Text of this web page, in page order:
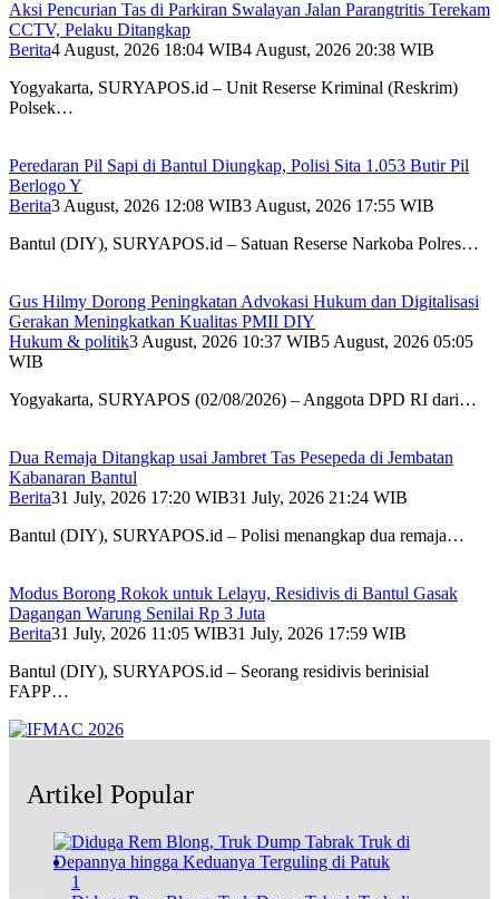
Aksi Pencurian Tas di Parkiran Swalayan Jalan Parangtritis Terekam
CCTV, Pelaku Ditangkap
Berita4 August, 2026 18:04 WIB4 August, 2026 20:38 WIB
Yogyakarta, SURYAPOS.id – Unit Reserse Kriminal (Reskrim)
Polsek…
Peredaran Pil Sapi di Bantul Diungkap, Polisi Sita 1.053 Butir Pil
Berlogo Y
Berita3 August, 2026 12:08 WIB3 August, 2026 17:55 WIB
Bantul (DIY), SURYAPOS.id – Satuan Reserse Narkoba Polres…
Gus Hilmy Dorong Peningkatan Advokasi Hukum dan Digitalisasi
Gerakan Meningkatkan Kualitas PMII DIY
Hukum & politik3 August, 2026 10:37 WIB5 August, 2026 05:05
WIB
Yogyakarta, SURYAPOS (02/08/2026) – Anggota DPD RI dari…
Dua Remaja Ditangkap usai Jambret Tas Pesepeda di Jembatan
Kabanaran Bantul
Berita31 July, 2026 17:20 WIB31 July, 2026 21:24 WIB
Bantul (DIY), SURYAPOS.id – Polisi menangkap dua remaja…
Modus Borong Rokok untuk Lelayu, Residivis di Bantul Gasak
Dagangan Warung Senilai Rp 3 Juta
Berita31 July, 2026 11:05 WIB31 July, 2026 17:59 WIB
Bantul (DIY), SURYAPOS.id – Seorang residivis berinisial
FAPP…
Artikel Popular
1